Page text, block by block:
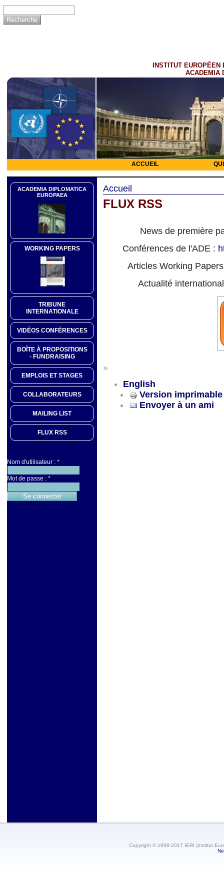
INSTITUT EUROPÉEN
ACADEMIA
ACCUEIL
ACADEMIA DIPLOMATICA
EUROPAEA
WORKING PAPERS
TRIBUNE
INTERNATIONALE
VIDÉOS CONFÉRENCES
BOÎTE À PROPOSITIONS
- FUNDRAISING
EMPLOIS ET STAGES
COLLABORATEURS
MAILING LIST
FLUX RSS
Nom d'utilisateur : *
Mot de passe : *
Accueil
FLUX RSS
News de première
Conférences de l'ADE :
Articles Working
Actualité
»
English
Version imprimable
Envoyer à un ami
Copyright © 1998-2017 IERI (Institut